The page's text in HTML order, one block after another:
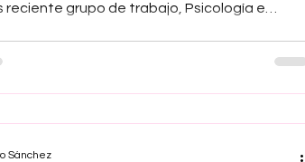
reciente grupo de trabajo, Psicología e
Trabajo de Psicología e IA en el COPM’,
Sánchez